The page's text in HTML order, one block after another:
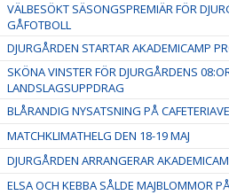
VÄLBESÖKT SÄSONGSPREMIÄR FÖR
GÅFOTBOLL
DJURGÅRDEN STARTAR AKADEMICAMP
SKÖNA VINSTER FÖR DJURGÅRDENS
LANDSLAGSUPPDRAG
BLÅRANDIG NYSATSNING PÅ
MATCHKLIMATHELG DEN 18-19 MAJ
DJURGÅRDEN ARRANGERAR
ELSA OCH KEBBA SÅLDE MAJBLOMMOR